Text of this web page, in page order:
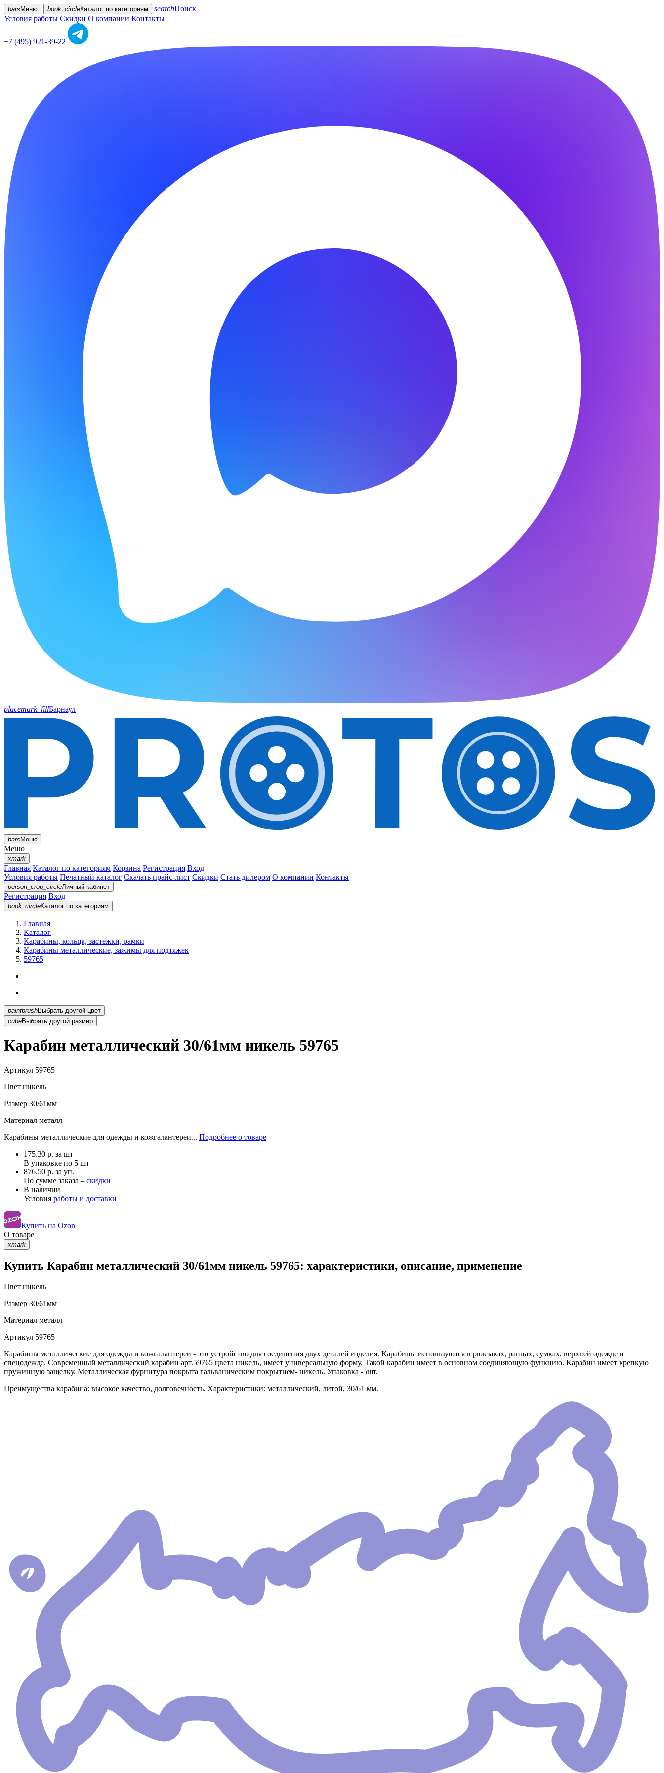
bars Меню book_circleКаталог по категориям searchПоиск
Условия работы Скидки О компании Контакты
+7 (495) 921-39-22
placemark_fillБарнаул
barsМеню
Меню
xmark
Главная Каталог по категориям Корзина Регистрация Вход
Условия работы Печатный каталог Скачать прайс-лист Скидки Стать дилером О компании Контакты
person_crop_circleЛичный кабинет
Регистрация Вход
book_circleКаталог по категориям
Главная
Каталог
Карабины, кольца, застежки, рамки
Карабины металлические, зажимы для подтяжек
59765
paintbrush
Выбрать другой цвет
cubeВыбрать другой размер
Карабин металлический 30/61мм никель 59765
Артикул 59765
Цвет никель
Размер 30/61мм
Материал металл
Карабины металлические для одежды и кожгалантереи... Подробнее о товаре
175.30 р. за шт
В упаковке по 5 шт
876.50 р. за уп.
По сумме заказа – скидки
В наличии
Условия работы и доставки
Купить на Ozon
О товаре
xmark
Купить Карабин металлический 30/61мм никель 59765: характеристики, описание, применение
Цвет никель
Размер 30/61мм
Материал металл
Артикул 59765
Карабины металлические для одежды и кожгалантереи - это устройство для соединения двух деталей изделия. Карабины используются в рюкзаках, ранцах, сумках, верхней одежде и
спецодежде. Современный металлический карабин арт.59765 цвета никель, имеет универсальную форму. Такой карабин имеет в основном соединяющую функцию. Карабин имеет крепкую
пружинную защелку. Металлическая фурнитура покрыта гальваническим покрытием- никель. Упаковка -5шт.
Преимущества карабина: высокое качество, долговечность. Характеристики: металлический, литой, 30/61 мм.